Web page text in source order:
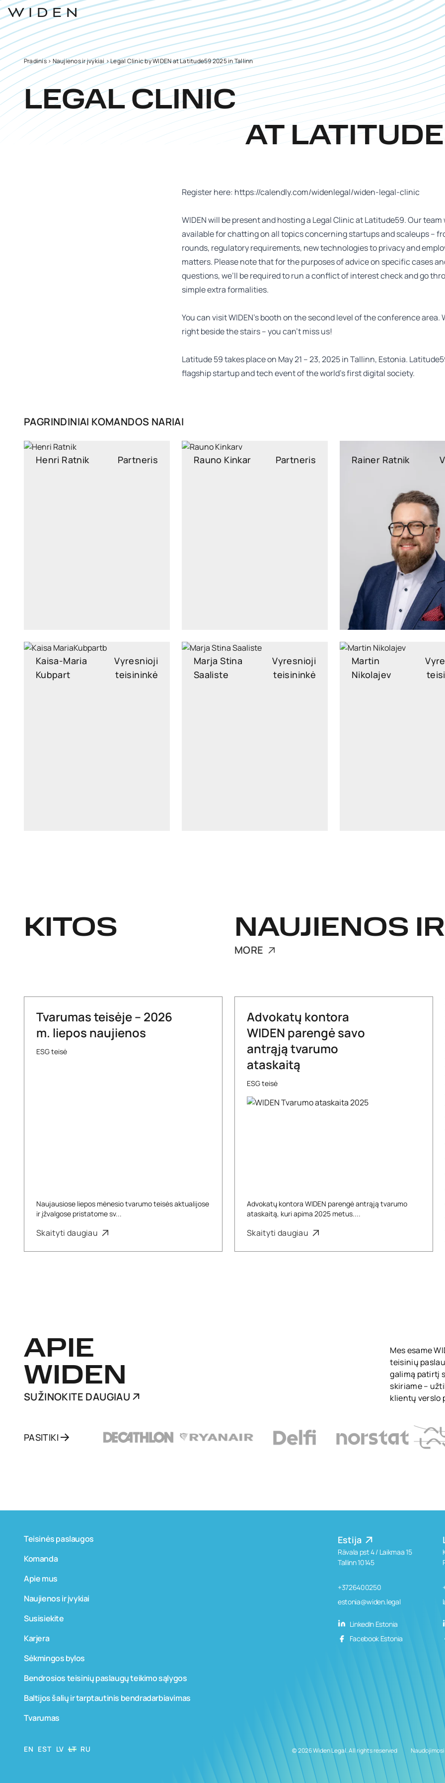
Pradinis > Naujienos ir įvykiai >Legal Clinic by WIDEN at Latitude59 2025 in Tallinn
LEGAL CLINIC
AT
Register here: https://calendly.com/widenlegal/widen-legal-clinic
WIDEN will be present and hosting a Legal Clinic at Latitude59. Our team
available for chatting on all topics concerning startups and scaleups –
rounds, regulatory requirements, new technologies to privacy and
matters. Please note that for the purposes of advice on specific cases
questions, we’ll be required to run a conflict of interest check and go
simple extra formalities.
You can visit WIDEN’s booth on the second level of the conference area.
right beside the stairs – you can’t miss us!
Latitude 59 takes place on May 21 – 23, 2025 in Tallinn, Estonia.
flagship startup and tech event of the world’s first digital society.
PAGRINDINIAI KOMANDOS NARIAI
Henri Ratnik Partneris Rauno Kinkar Partneris Rainer Ratnik
+372 5690
Kaisa-Maria
Kubpart
Vyresnioji
teisininkė
Marja Stina
Saaliste
Vyresnioji
teisininkė
Martin
Nikolajev
KITOS NAUJIENOS
MORE
Tvarumas teisėje – 2026
m. liepos naujienos
ESG teisė
Naujausiose liepos mėnesio tvarumo teisės aktualijose
ir įžvalgose pristatome sv...
Skaityti daugiau
Advokatų kontora
WIDEN parengė savo
antrąją tvarumo
ataskaitą
ESG teisė
Advokatų kontora WIDEN parengė antrąją tvarumo
ataskaitą, kuri apima 2025 metus....
Skaityti daugiau
APIE
WIDEN
SUŽINOKITE DAUGIAU
Mes esame
teisinių
galimą patirtį
skiriame –
klientų verslo
PASITIKI
Estija
Rävala pst 4 / Laikmaa 15
Tallinn 10145
+3726400250
estonia@widen.legal
LinkedIn Estonia
Facebook Estonia
Teisinės paslaugos
Komanda
Apie mus
Naujienos ir įvykiai
Susisiekite
Karjera
Sėkmingos bylos
Bendrosios teisinių paslaugų teikimo sąlygos
Baltijos šalių ir tarptautinis bendradarbiavimas
Tvarumas
© 2026 Widen Legal. All rights reserved
EN EST LV LT RU